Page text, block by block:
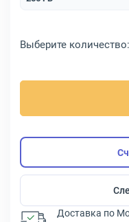
Выберите количество:
Доставка по